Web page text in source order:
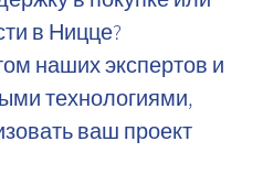
в Ницце?
наших экспертов и
технологиями,
ваш проект